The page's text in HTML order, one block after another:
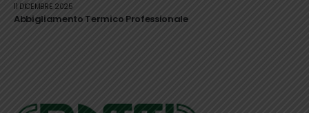
Abbigliamento Termico Professionale
11 DICEMBRE 2025